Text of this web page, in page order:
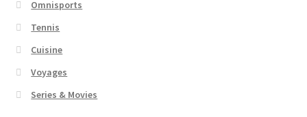
Omnisports
Tennis
Cuisine
Voyages
Series & Movies